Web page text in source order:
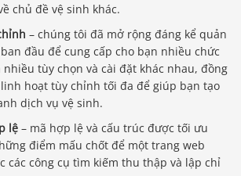
chủ đề vệ sinh khác.
– chúng tôi đã mở rộng đáng kể quản
đầu để cung cấp cho bạn nhiều chức
tùy chọn và cài đặt khác nhau, đồng
hoạt tùy chỉnh tối đa để giúp bạn tạo
dịch vụ vệ sinh.
lệ – mã hợp lệ và cấu trúc được tối ưu
điểm mấu chốt để một trang web
các công cụ tìm kiếm thu thập và lập chỉ